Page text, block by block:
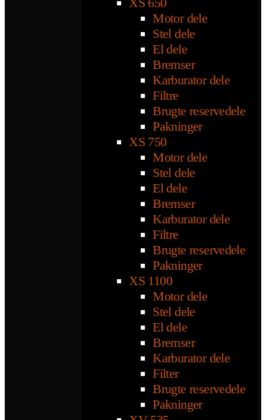
Motor dele
Stel dele
El dele
Bremser
Karburator dele
Filtre
Brugte reservedele
Pakninger
XS 750
Motor dele
Stel dele
El dele
Bremser
Karburator dele
Filtre
Brugte reservedele
Pakninger
XS 1100
Motor dele
Stel dele
El dele
Bremser
Karburator dele
Filter
Brugte reservedele
Pakninger